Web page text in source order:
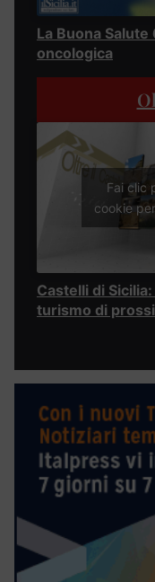
La Buona
oncologica
Fai clic
cookie
Castelli di
turismo di